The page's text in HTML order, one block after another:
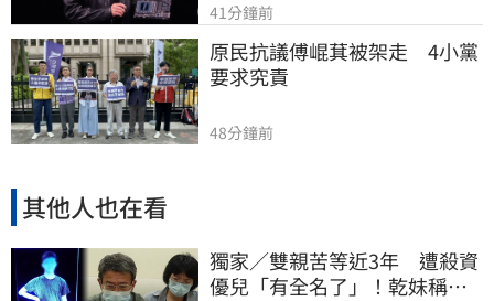
41分鐘前
原民抗議傅崐萁被架走　4小黨
要求究責
48分鐘前
其他人也在看
獨家／雙親苦等近3年 遭殺資
優兒「有全名了」！乾妹稱賠